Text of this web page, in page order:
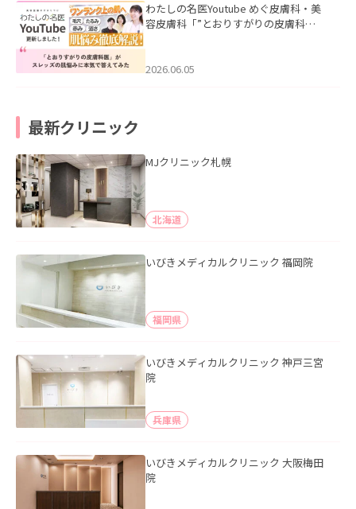
わたしの名医Youtube めぐ皮膚科・美
容皮膚科「”とおりすがりの皮膚科
2026.06.05
最新クリニック
MJクリニック札幌
北海道
いびきメディカルクリニック 福岡院
福岡県
いびきメディカルクリニック 神戸三宮
院
兵庫県
いびきメディカルクリニック 大阪梅田
院